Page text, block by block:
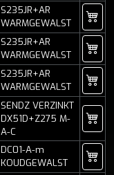
S235JR+AR
WARMGEWALST
S235JR+AR
WARMGEWALST
S235JR+AR
WARMGEWALST
SENDZ VERZINKT
DX51D+Z275 M-
A-C
DC01-A-m
KOUDGEWALST